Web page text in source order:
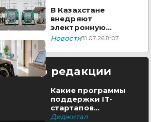
В Казахстане
внедряют
электронную
очередь для
медико-социальной
Новости31.07.26 8:07
Выбор редакции
Какие программы
поддержки IT-
стартапов
реализуются в
Диджитал